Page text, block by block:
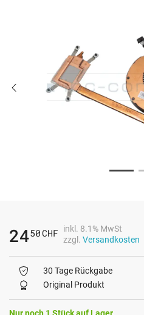
2450CHF
inkl. 8.1% MwSt
zzgl. Versandkosten
30 Tage Rückgabe
Original Produkt